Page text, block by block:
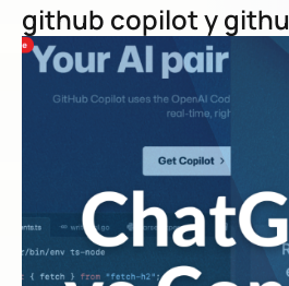
github copilot y